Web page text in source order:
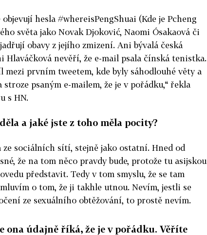
hesla #whereisPengShuai (Kde je Pcheng
světa jako Novak Djoković, Naomi Ósakaová či
obavy z jejího zmizení. Ani bývalá česká
Hlaváčková nevěří, že e-mail psala čínská tenistka.
mezi prvním tweetem, kde byly sáhodlouhé věty a
stroze psaným e-mailem, že je v pořádku,“ řekla
s HN.
a jaké jste z toho měla pocity?
ze sociálních sítí, stejně jako ostatní. Hned od
že na tom něco pravdy bude, protože tu asijskou
představit. Tedy v tom smyslu, že se tam
o tom, že ji takhle utnou. Nevím, jestli se
ze sexuálního obtěžování, to prostě nevím.
ona údajně říká, že je v pořádku. Věříte